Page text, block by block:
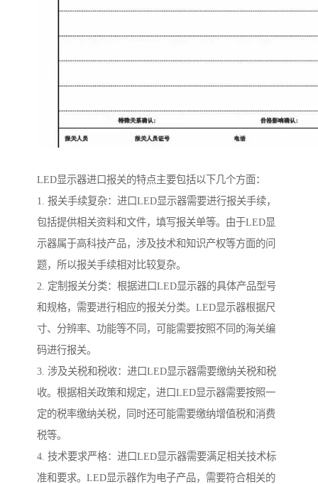
LED显示器进口报关的特点主要包括以下几个方面：
1. 报关手续复杂：进口LED显示器需要进行报关手续，
包括提供相关资料和文件，填写报关单等。由于LED显
示器属于高科技产品，涉及技术和知识产权等方面的问
题，所以报关手续相对比较复杂。
2. 定制报关分类：根据进口LED显示器的具体产品型号
和规格，需要进行相应的报关分类。LED显示器根据尺
寸、分辨率、功能等不同，可能需要按照不同的海关编
码进行报关。
3. 涉及关税和税收：进口LED显示器需要缴纳关税和税
收。根据相关政策和规定，进口LED显示器需要按照一
定的税率缴纳关税，同时还可能需要缴纳增值税和消费
税等。
4. 技术要求严格：进口LED显示器需要满足相关技术标
准和要求。LED显示器作为电子产品，需要符合相关的